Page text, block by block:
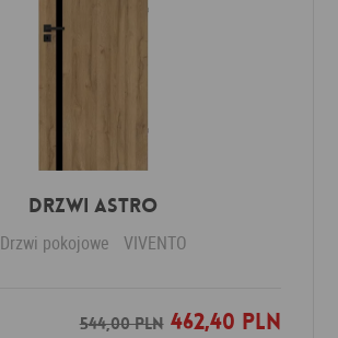
Drzwi ASTRO
Drzwi pokojowe VIVENTO
544,00 PLN462,40 PLN
Dodaj do ulubionych